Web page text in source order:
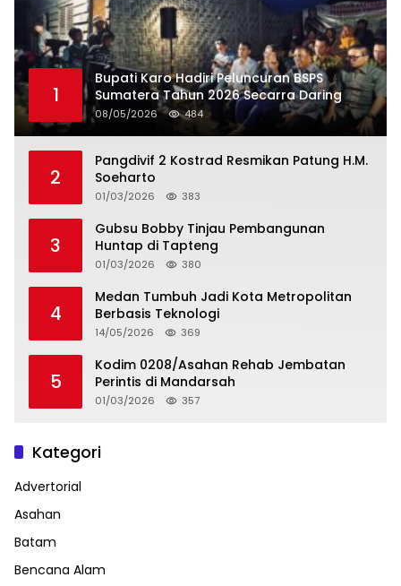
1
Bupati Karo Hadiri Peluncuran BSPS
Sumatera Tahun 2026 Secarra Daring
08/05/2026 484
2
Pangdivif 2 Kostrad Resmikan Patung H.M.
Soeharto
01/03/2026 383
3
Gubsu Bobby Tinjau Pembangunan
Huntap di Tapteng
01/03/2026 380
4
Medan Tumbuh Jadi Kota Metropolitan
Berbasis Teknologi
14/05/2026 369
5
Kodim 0208/Asahan Rehab Jembatan
Perintis di Mandarsah
01/03/2026 357
Kategori
Advertorial
Asahan
Batam
Bencana Alam